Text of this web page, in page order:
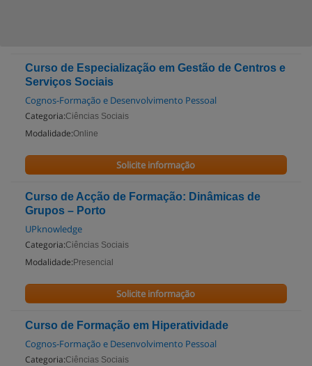
Curso de Especialização em Gestão de Centros e
Serviços Sociais
Cognos-Formação e Desenvolvimento Pessoal
Categoria:Ciências Sociais
Modalidade:Online
Solicite informação
Curso de Acção de Formação: Dinâmicas de
Grupos – Porto
UPknowledge
Categoria:Ciências Sociais
Modalidade: Presencial
Solicite informação
Curso de Formação em Hiperatividade
Cognos-Formação e Desenvolvimento Pessoal
Categoria:Ciências Sociais